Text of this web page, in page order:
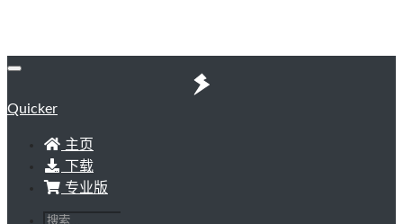
Quicker
主页
下载
专业版